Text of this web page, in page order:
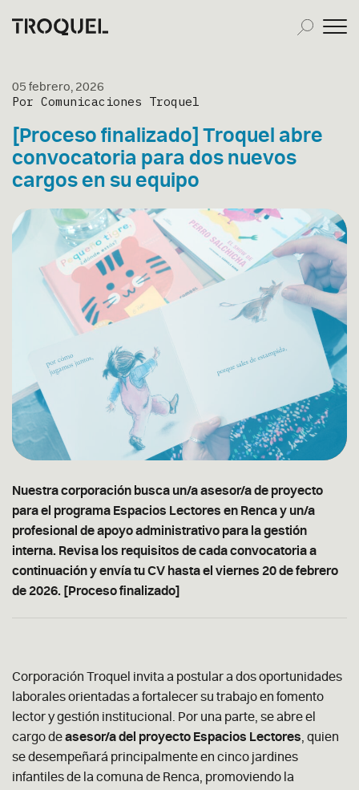
05 febrero, 2026
Por Comunicaciones Troquel
[Proceso finalizado] Troquel abre
convocatoria para dos nuevos
cargos en su equipo
Nuestra corporación busca un/a asesor/a de proyecto
para el programa Espacios Lectores en Renca y un/a
profesional de apoyo administrativo para la gestión
interna. Revisa los requisitos de cada convocatoria a
continuación y envía tu CV hasta el viernes 20 de febrero
de 2026. [Proceso finalizado]
Corporación Troquel invita a postular a dos oportunidades
laborales orientadas a fortalecer su trabajo en fomento
lector y gestión institucional. Por una parte, se abre el
cargo deasesor/a del proyecto Espacios Lectores , quien
se desempeñará principalmente en cinco jardines
infantiles de la comuna de Renca, promoviendo la